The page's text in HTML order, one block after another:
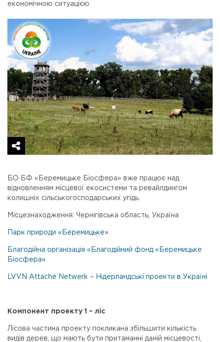
економічною ситуацією.
БО БФ «Беремицьке Біосфера» вже працює над
відновленням місцевої екосистеми та ревайлдингом
колишніх сільськогосподарських угідь.
Місцезнаходження: Чернігівська область, Україна
Парк природи «Беремицьке»
Благодійна організація «Благодійний фонд «Беремицьке
Біосфера»
LVVN Attaché Netwerk – Нідерландські проекти в Україні
Компонент проекту 1 – ліс
Лісова частина проекту покликана збільшити кількість
видів дерев, що мають бути притаманні даній місцевості,